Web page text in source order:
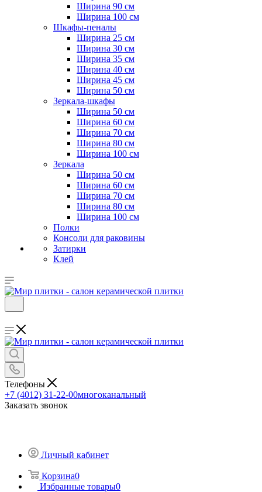
Ширина 90 см
Ширина 100 см
Шкафы-пеналы
Ширина 25 см
Ширина 30 см
Ширина 35 см
Ширина 40 см
Ширина 45 см
Ширина 50 см
Зеркала-шкафы
Ширина 50 см
Ширина 60 см
Ширина 70 см
Ширина 80 см
Ширина 100 см
Зеркала
Ширина 50 см
Ширина 60 см
Ширина 70 см
Ширина 80 см
Ширина 100 см
Полки
Консоли для раковины
Затирки
Клей
Телефоны
+7 (4012) 31-22-00многоканальный
Заказать звонок
Личный кабинет
Корзина0
Избранные товары0